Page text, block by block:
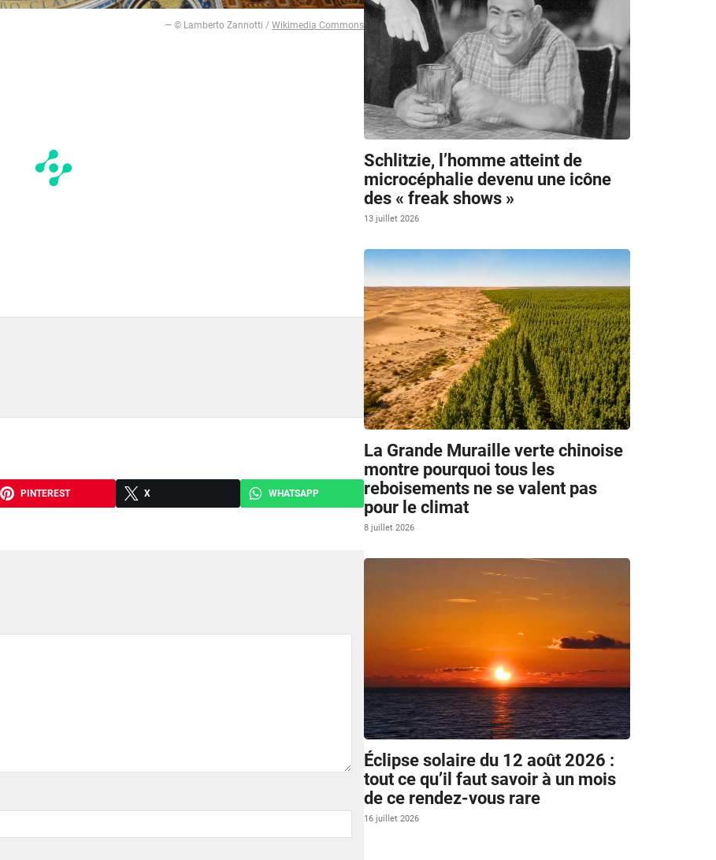
— © Lamberto Zannotti / Wikimedia Commons
PINTEREST X WHATSAPP
Schlitzie, l’homme atteint de
microcéphalie devenu une icône
des « freak shows »
13 juillet 2026
La Grande Muraille verte chinoise
montre pourquoi tous les
reboisements ne se valent pas
pour le climat
8 juillet 2026
Éclipse solaire du 12 août 2026 :
tout ce qu’il faut savoir à un mois
de ce rendez-vous rare
16 juillet 2026